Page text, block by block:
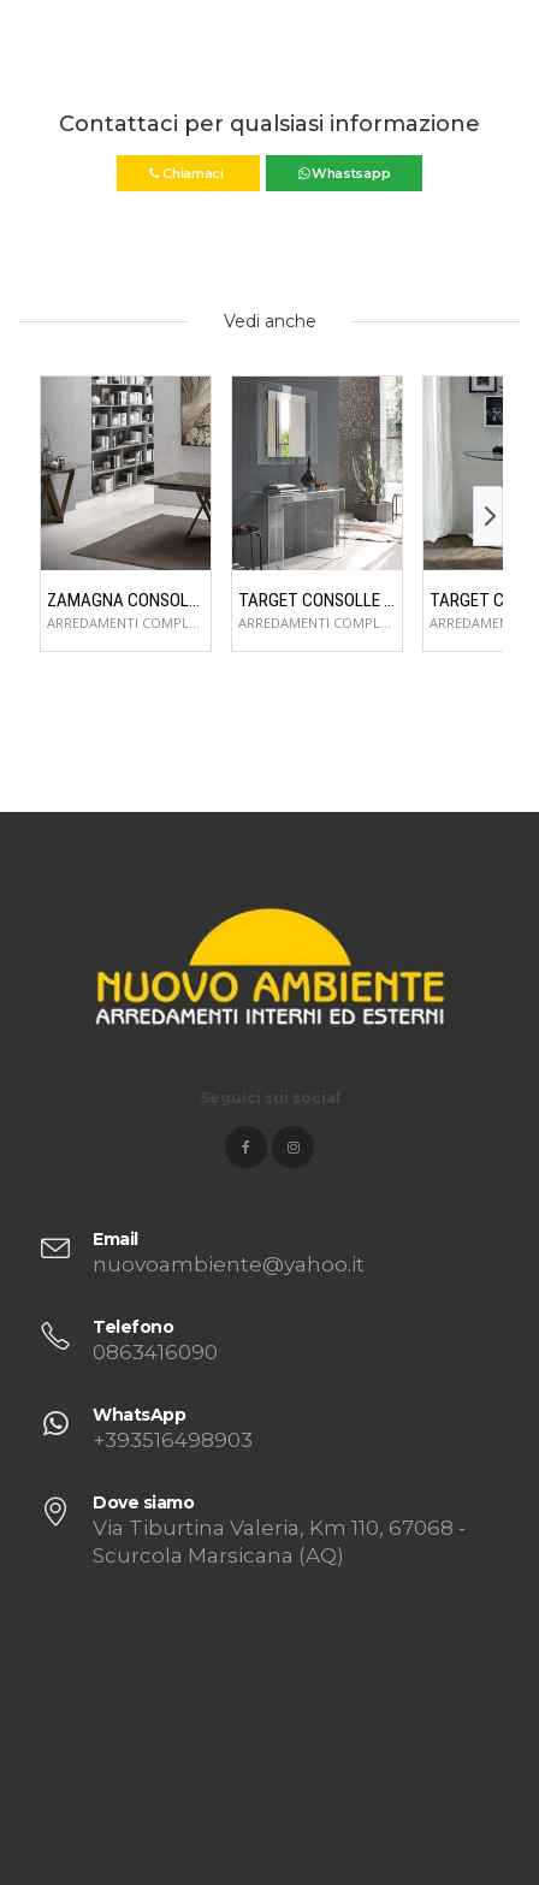
Contattaci per qualsiasi informazione
Chiamaci Whastsapp
Vedi anche
ZAMAGNA CONSOLLE FLAME
ARREDAMENTI COMPLEMENTI D'ARREDO
TARGET CONSOLLE SAGITTA
ARREDAMENTI COMPLEMENTI D'ARREDO
Email
nuovoambiente@yahoo.it
Telefono
0863416090
WhatsApp
+393516498903
Dove siamo
Via Tiburtina Valeria, Km 110, 67068 -
Scurcola Marsicana (AQ)